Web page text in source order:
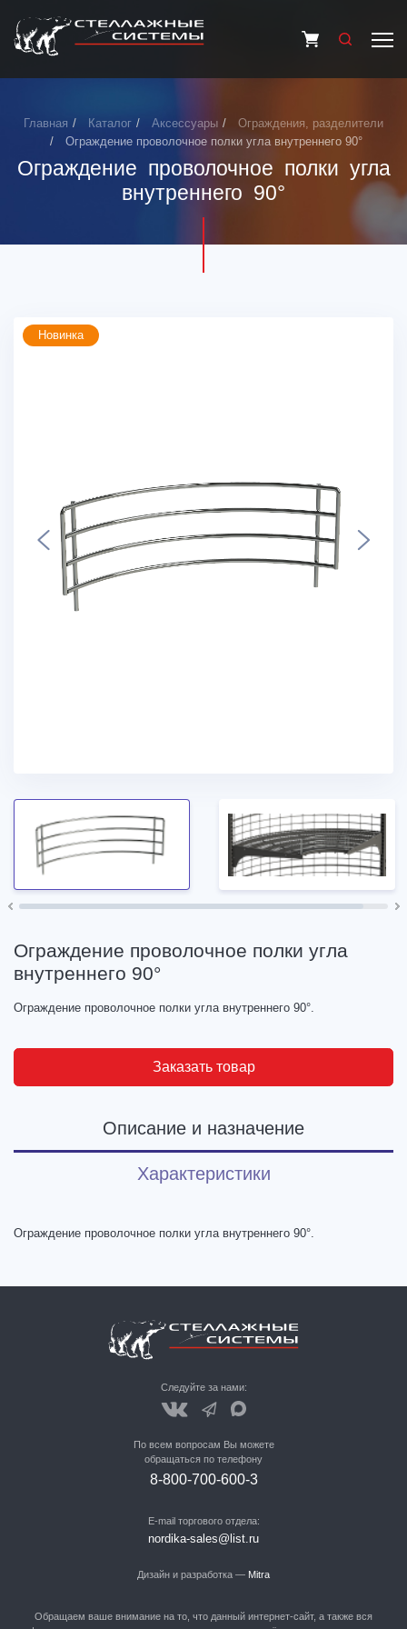
Главная Каталог Аксессуары
Ограждения, разделители
Ограждение проволочное полки угла внутреннего 90°
Ограждение проволочное полки угла
внутреннего 90°
Новинка
Ограждение проволочное полки угла
внутреннего 90°
Ограждение проволочное полки угла внутреннего 90°.
Заказать товар
Описание и назначение
Характеристики
Ограждение проволочное полки угла внутреннего 90°.
Следуйте за нами:
По всем вопросам Вы можете
обращаться по телефону
8-800-700-600-3
E-mail торгового отдела:
nordika-sales@list.ru
Дизайн и разработка — Mitra
Обращаем ваше внимание на то, что данный интернет-сайт, а также вся